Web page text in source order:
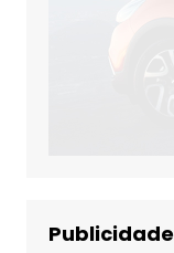
Publicidade